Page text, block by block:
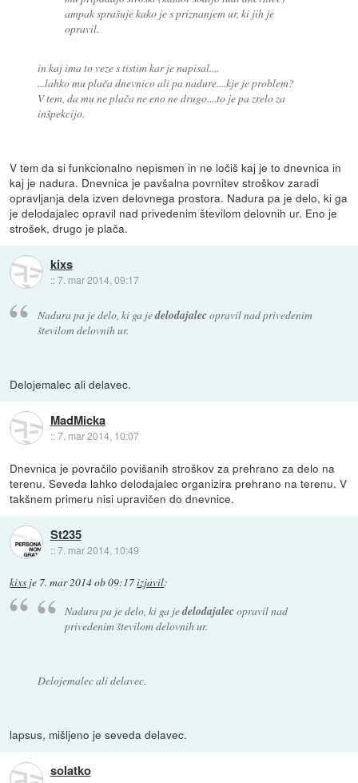
ampak sprašuje kako je s priznanjem ur, ki jih je
opravil.
in kaj ima to veze s tistim kar je napisal....
...lahko mu plača dnevnico ali pa nadure....kje je problem?
V tem, da mu ne plača ne eno ne drugo....to je pa zrelo za
inšpekcijo.
V tem da si funkcionalno nepismen in ne ločiš kaj je to dnevnica in
kaj je nadura. Dnevnica je pavšalna povrnitev stroškov zaradi
opravljanja dela izven delovnega prostora. Nadura pa je delo, ki ga
je delodajalec opravil nad privedenim številom delovnih ur. Eno je
strošek, drugo je plača.
kixs
::7. mar 2014, 09:17
Nadura pa je delo, ki ga jedelodajalecopravil nad privedenim
številom delovnih ur.
Delojemalec ali delavec.
MadMicka
::7. mar 2014, 10:07
Dnevnica je povračilo povišanih stroškov za prehrano za delo na
terenu. Seveda lahko delodajalec organizira prehrano na terenu. V
takšnem primeru nisi upravičen do dnevnice.
St235
::7. mar 2014, 10:49
kixs je 7. mar 2014 ob 09:17izjavil:
Nadura pa je delo, ki ga jedelodajalecopravil nad
privedenim številom delovnih ur.
Delojemalec ali delavec.
lapsus, mišljeno je seveda delavec.
solatko